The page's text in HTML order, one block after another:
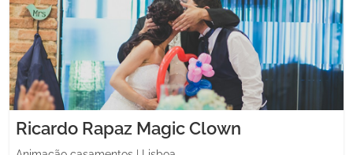
Ricardo Rapaz Magic Clown